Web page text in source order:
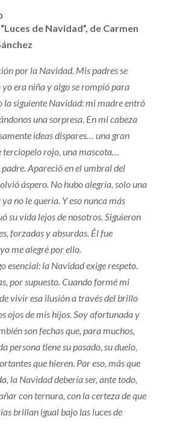
de Navidad”, de Carmen
por la Navidad. Mis padres se
era niña y algo se rompió para
la siguiente Navidad: mi madre entró
una sorpresa. En mi cabeza
ideas dispares… una gran
rojo, una mascota…
Apareció en el umbral del
áspero. No hubo alegría, solo una
no le quería. Y eso nunca más
su vida lejos de nosotros. Siguieron
forzadas y absurdas. Él fue
me alegré por ello.
esencial: la Navidad exige respeto.
por supuesto. Cuando formé mi
vivir esa ilusión a través del brillo
ojos de mis hijos. Soy afortunada y
son fechas que, para muchos,
persona tiene su pasado, su duelo,
que hieren. Por eso, más que
la Navidad debería ser, ante todo,
con ternura, con la certeza de que
brillan igual bajo las luces de